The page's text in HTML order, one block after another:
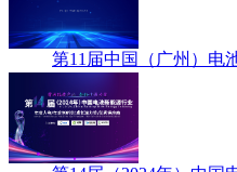
第11届中国（广州）电